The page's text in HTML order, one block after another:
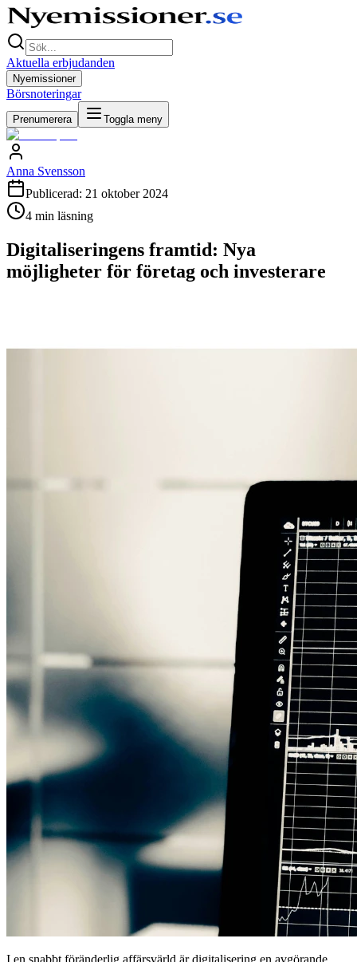
Aktuella erbjudanden
Nyemissioner
Börsnoteringar
Prenumerera Toggla meny
Anna Svensson
Publicerad: 21 oktober 2024
4 min läsning
Digitaliseringens framtid: Nya
möjligheter för företag och investerare
I en snabbt föränderlig affärsvärld är digitalisering en avgörande